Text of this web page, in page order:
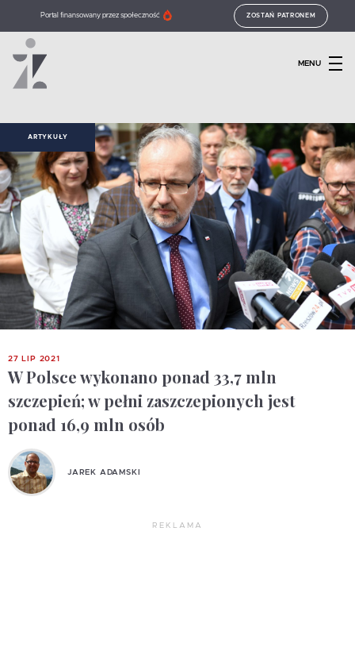
Portal finansowany przez społeczność ZOSTAŃ PATRONEM
MENU
ARTYKUŁY
27 LIP 2021
W Polsce wykonano ponad 33,7 mln
szczepień; w pełni zaszczepionych jest
ponad 16,9 mln osób
JAREK ADAMSKI
REKLAMA